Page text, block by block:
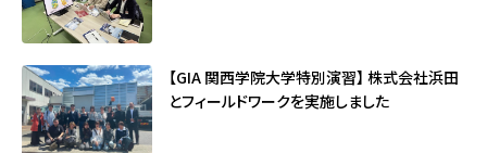
【GIA 関西学院大学特別演習】 株式会社浜田
とフィールドワークを実施しました